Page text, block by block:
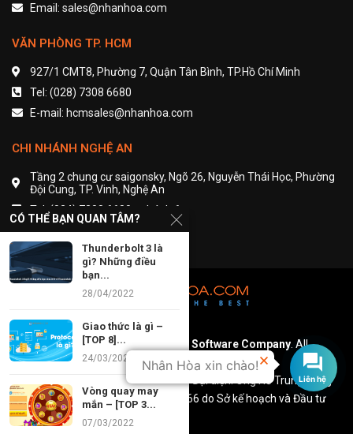
Email: sales@nhanhoa.com
VĂN PHÒNG TP. HCM
927/1 CMT8, Phường 7, Quận Tân Bình, TP.Hồ Chí Minh
Tel: (028) 7308 6680
E-mail: hcmsales@nhanhoa.com
CHI NHÁNH NGHỆ AN
Tầng 2 chung cư saigonsky, Ngõ 26, Nguyễn Thái Học, Phường
Đội Cung, TP. Vinh, Nghệ An
Tel: (024) 7308 6680 - nhánh 6
Email: contact@nhanhoa.com
Copyright © 2002 – 2021Nhan Hoa Software Company . All
Rights Reserved.
Công ty TNHH Phần mềm Nhân Hòa. Đại diện: Ông Hồ Trung Dũng
Giấy phép kinh doanh số: 0101289966 do Sở kế hoạch và Đầu tư
Hà nội cấp ngày 19/09/2002
CÓ THỂ BẠN QUAN TÂM?
Thunderbolt 3 là
gì? Những điều
bạn...
28/04/2022
Giao thức là gì –
[TOP 8]...
24/03/2022
Vòng quay may
mắn – [TOP 3...
07/03/2022
Liên hệ
Nhân Hòa xin chào!